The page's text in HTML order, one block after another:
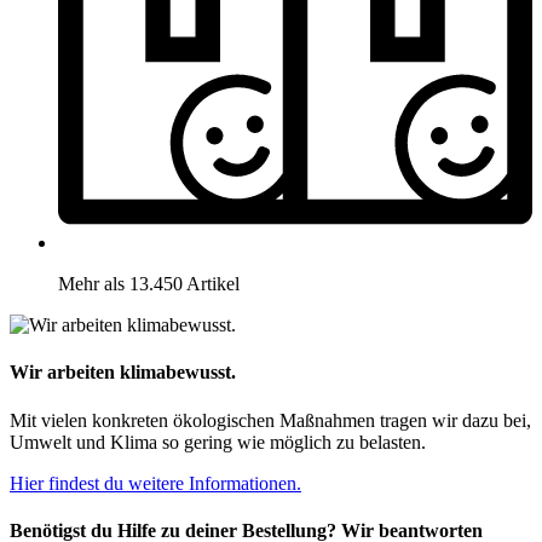
Mehr als 13.450 Artikel
Wir arbeiten klimabewusst.
Mit vielen konkreten ökologischen Maßnahmen tragen wir dazu bei,
Umwelt und Klima so gering wie möglich zu belasten.
Hier findest du weitere Informationen.
Benötigst du Hilfe zu deiner Bestellung? Wir beantworten